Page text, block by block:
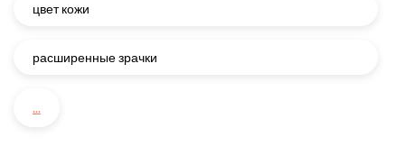
цвет кожи
расширенные зрачки
...